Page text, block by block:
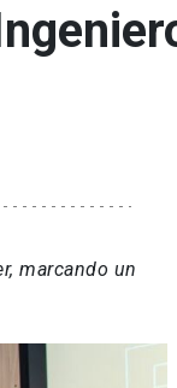
marcando un